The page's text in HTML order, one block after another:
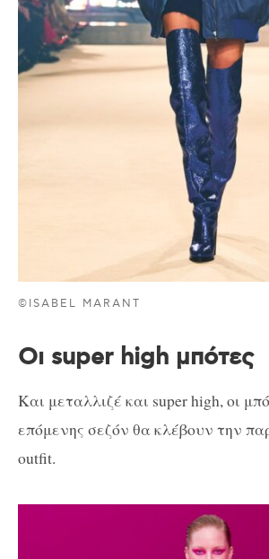
©ISABEL MARANT
Οι super high μπότες
Και μεταλλιζέ και super high, οι
επόμενης σεζόν θα κλέβουν την
outfit.